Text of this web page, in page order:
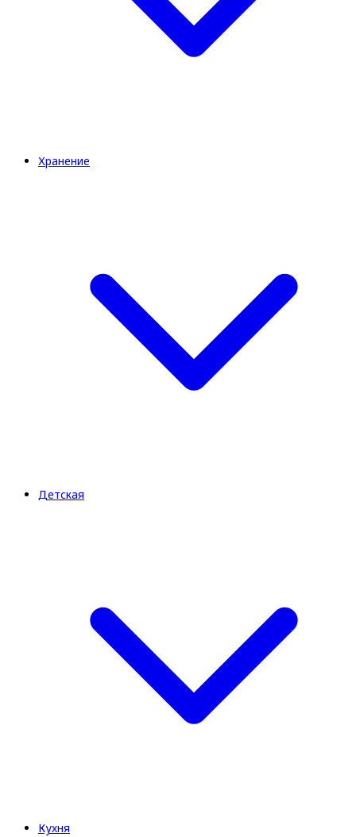
Хранение
Детская
Кухня